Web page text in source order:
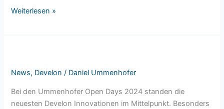
Weiterlesen »
News, Develon / Daniel Ummenhofer
Bei den Ummenhofer Open Days 2024 standen die
neuesten Develon Innovationen im Mittelpunkt. Besonders
an